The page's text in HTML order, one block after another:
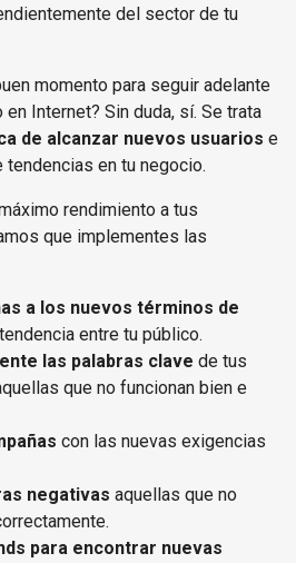
del sector de tu
momento para seguir adelante
Internet? Sin duda, sí. Se trata
de alcanzar nuevos usuarios e
en tu negocio.
rendimiento a tus
que implementes las
a los nuevos términos de
entre tu público.
las palabras clave de tus
que no funcionan bien e
con las nuevas exigencias
negativas aquellas que no
para encontrar nuevas